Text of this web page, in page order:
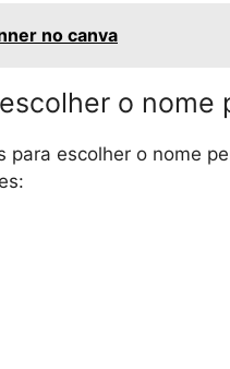
no canva
o
para escolher o nome